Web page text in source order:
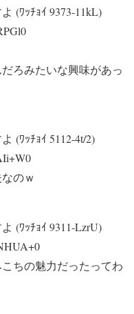
(ﾜｯﾁｮｲ 9373-11kL)
ろみたいな興味があっ
(ﾜｯﾁｮｲ 5112-4t/2)
のｗ
(ﾜｯﾁｮｲ 9311-LzrU)
ちの魅力だったってわ